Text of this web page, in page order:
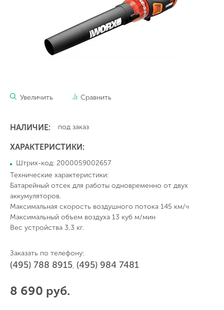
Увеличить Сравнить
НАЛИЧИЕ: под заказ
ХАРАКТЕРИСТИКИ:
Штрих-код: 2000059002657
Технические характеристики:
Батарейный отсек для работы одновременно от двух
аккумуляторов.
Максимальная скорость воздушного потока 145 км/ч
Максимальный объем воздуха 13 куб м/мин
Вес устройства 3,3 кг.
Заказать по телефону:
(495) 788 8915, (495) 984 7481
8 690 руб.